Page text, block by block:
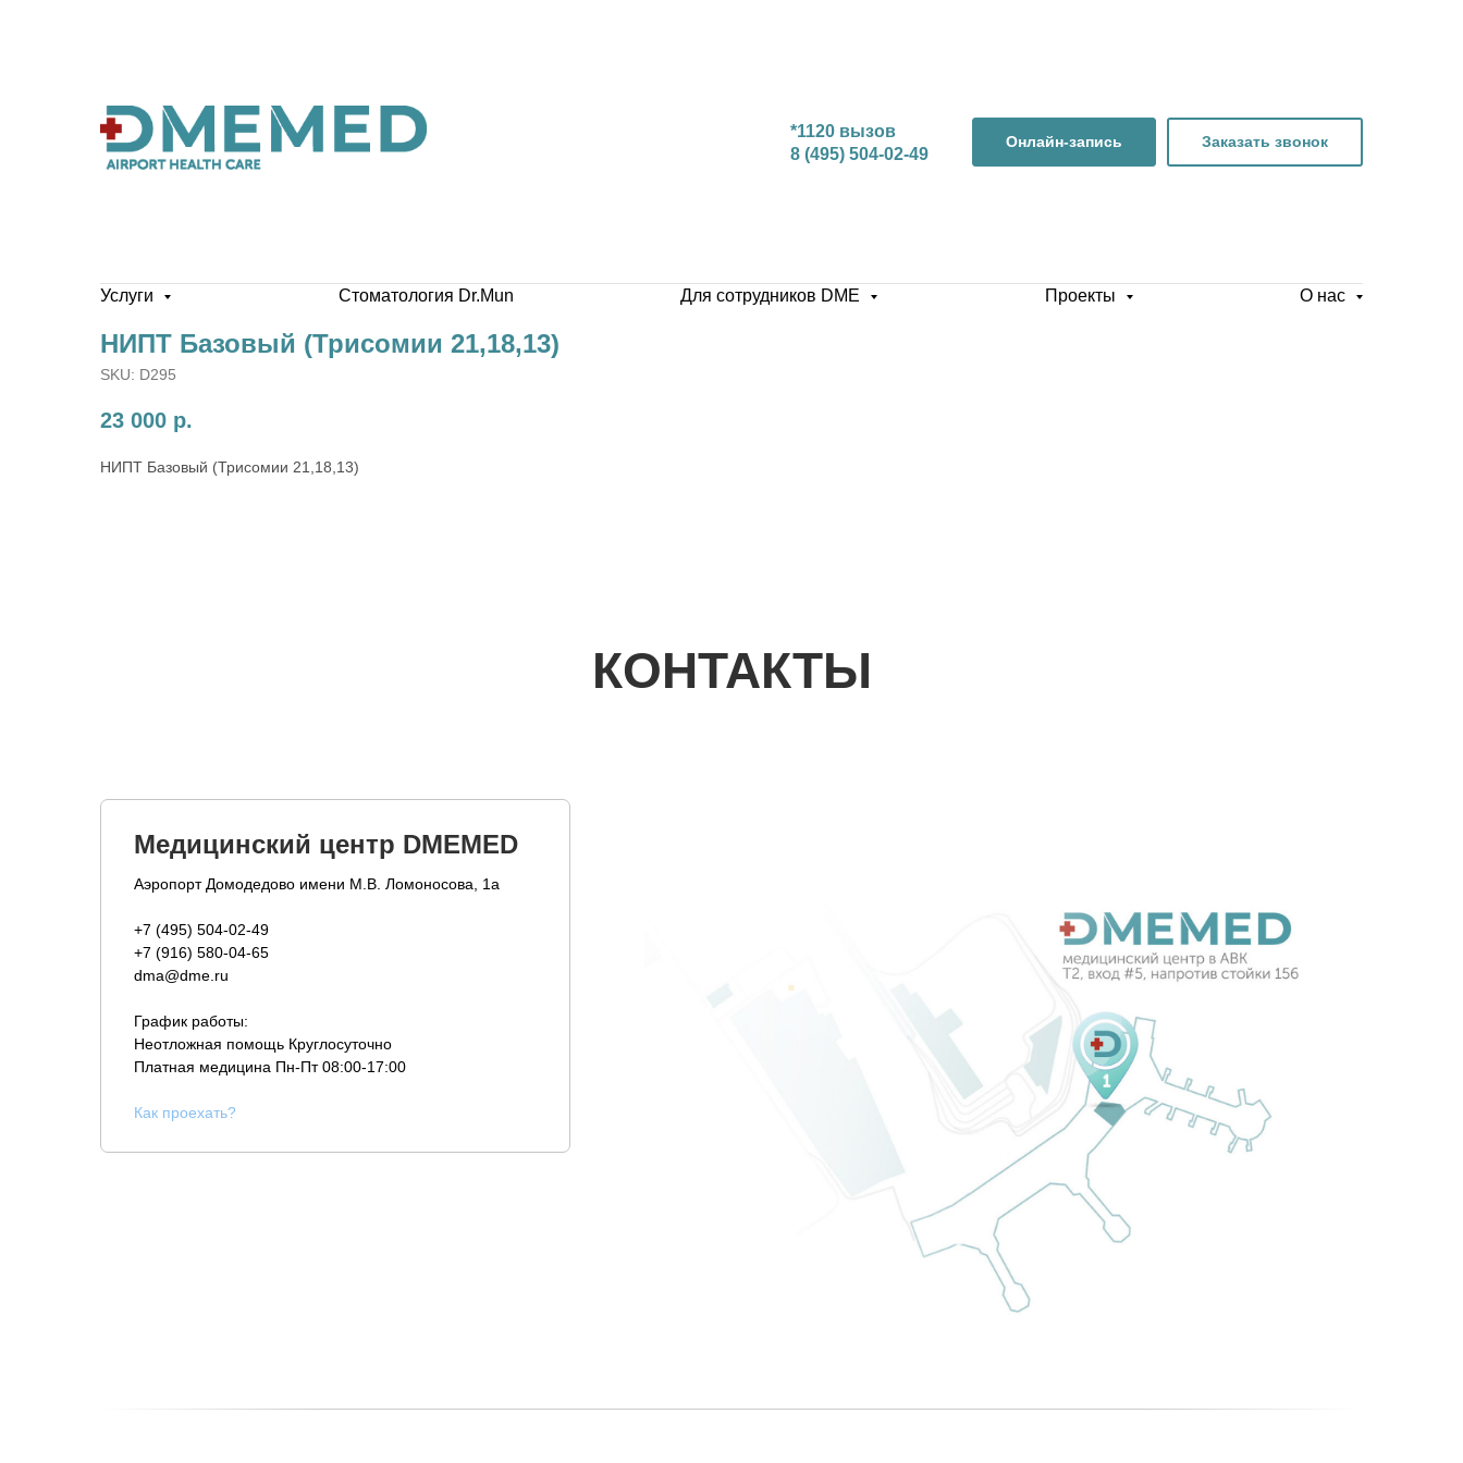
*1120 вызов
8 (495) 504-02-49
Онлайн-запись Заказать звонок
Услуги Стоматология Dr.Mun Для сотрудников DME Проекты О нас
НИПТ Базовый (Трисомии 21,18,13)
SKU: D295
23 000 р.
НИПТ Базовый (Трисомии 21,18,13)
КОНТАКТЫ
Медицинский центр DMEMED
Аэропорт Домодедово имени М.В. Ломоносова, 1а
+7 (495) 504-02-49
+7 (916) 580-04-65
dma@dme.ru
График работы:
Неотложная помощь Круглосуточно
Платная медицина Пн-Пт 08:00-17:00
Как проехать?